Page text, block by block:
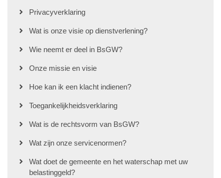
Privacyverklaring
Wat is onze visie op dienstverlening?
Wie neemt er deel in BsGW?
Onze missie en visie
Hoe kan ik een klacht indienen?
Toegankelijkheidsverklaring
Wat is de rechtsvorm van BsGW?
Wat zijn onze servicenormen?
Wat doet de gemeente en het waterschap met uw
belastinggeld?